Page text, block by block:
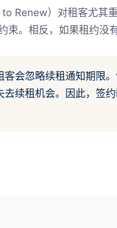
Renew）对租客尤其
束。相反，如果租约没
客会忽略续租通知期限
去续租机会。因此，签